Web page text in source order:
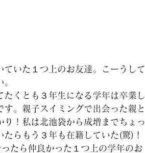
いた１つ上のお友達。こーうして
くとも３年生になる学年は卒業し
。親子スイミングで出会った親と
！私は北池袋から成増までちょっ
らもう３年も在籍していた(驚)！
たら仲良かった１つ上の学年のお